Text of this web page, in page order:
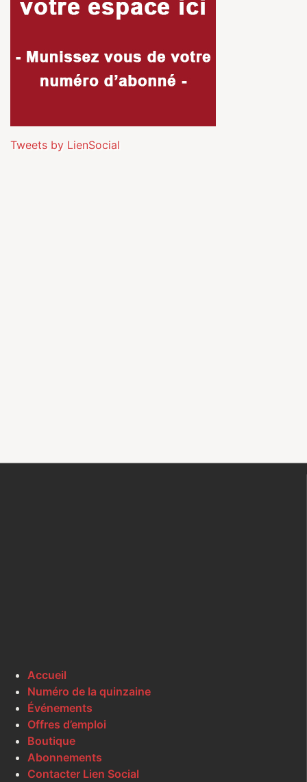
Tweets by LienSocial
Accueil
Numéro de la quinzaine
Événements
Offres d’emploi
Boutique
Abonnements
Contacter Lien Social